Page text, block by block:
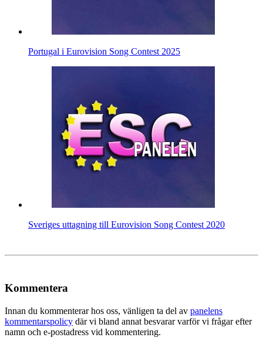
Portugal i Eurovision Song Contest 2025
Sveriges uttagning till Eurovision Song Contest 2020
Kommentera
Innan du kommenterar hos oss, vänligen ta del av panelens
kommentarspolicy där vi bland annat besvarar varför vi frågar efter
namn och e-postadress vid kommentering.